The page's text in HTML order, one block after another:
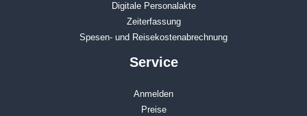
Digitale Personalakte
Zeiterfassung
Spesen- und Reisekostenabrechnung
Service
Anmelden
Preise